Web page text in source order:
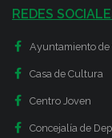
REDES
Ayuntamiento
Casa de Cultura
Centro Joven
Concejalía de